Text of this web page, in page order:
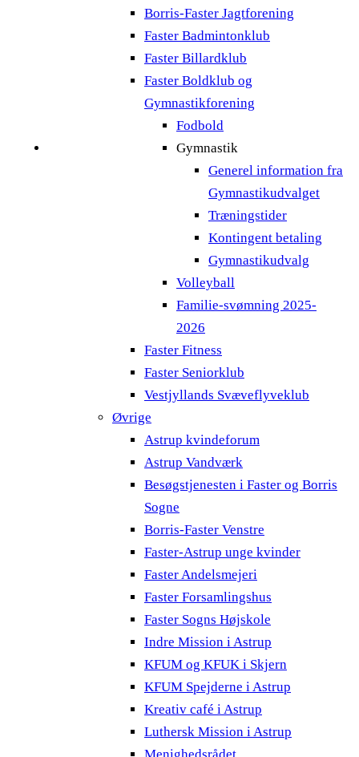
Borris-Faster Jagtforening
Faster Badmintonklub
Faster Billardklub
Faster Boldklub og
Gymnastikforening
Fodbold
Gymnastik
Generel information fra
Gymnastikudvalget
Træningstider
Kontingent betaling
Gymnastikudvalg
Volleyball
Familie-svømning 2025-
2026
Faster Fitness
Faster Seniorklub
Vestjyllands Svæveflyveklub
Øvrige
Astrup kvindeforum
Astrup Vandværk
Besøgstjenesten i Faster og Borris
Sogne
Borris-Faster Venstre
Faster-Astrup unge kvinder
Faster Andelsmejeri
Faster Forsamlingshus
Faster Sogns Højskole
Indre Mission i Astrup
KFUM og KFUK i Skjern
KFUM Spejderne i Astrup
Kreativ café i Astrup
Luthersk Mission i Astrup